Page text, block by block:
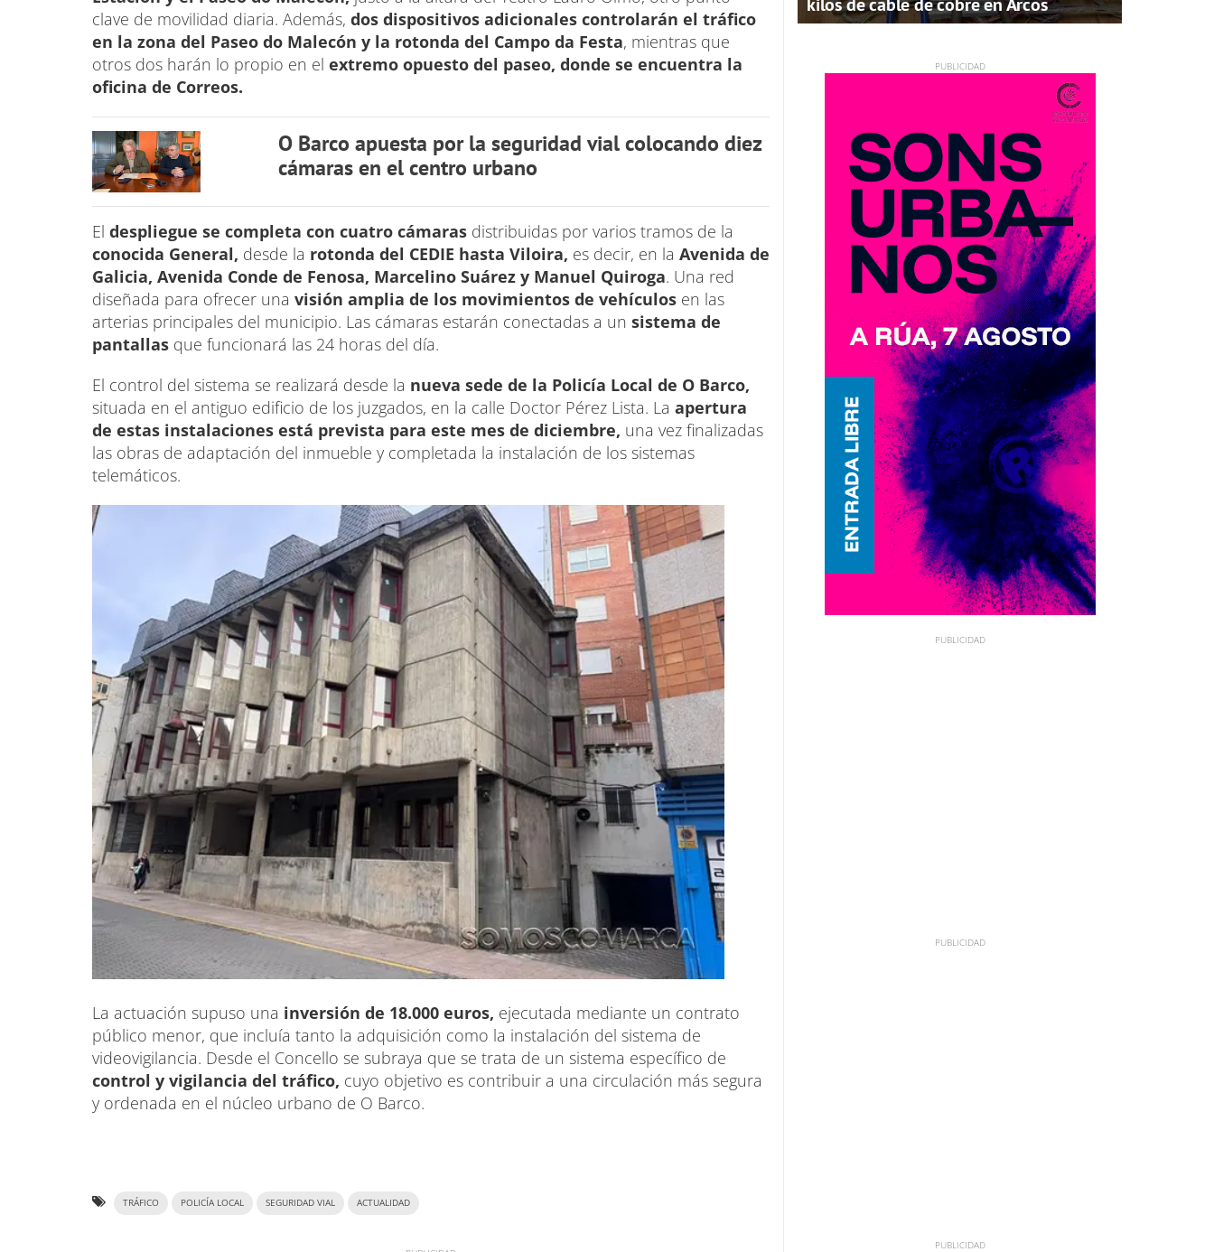
clave de movilidad diaria. Además, dos dispositivos adicionales controlarán el tráfico
en la zona del Paseo do Malecón y la rotonda del Campo da Festa, mientras que
otros dos harán lo propio en el extremo opuesto del paseo, donde se encuentra la
oficina de Correos.
O Barco apuesta por la seguridad vial colocando diez
cámaras en el centro urbano
El despliegue se completa con cuatro cámaras distribuidas por varios tramos de la
conocida General, desde la rotonda del CEDIE hasta Viloira, es decir, en la Avenida de
Galicia, Avenida Conde de Fenosa, Marcelino Suárez y Manuel Quiroga. Una red
diseñada para ofrecer una visión amplia de los movimientos de vehículos en las
arterias principales del municipio. Las cámaras estarán conectadas a un sistema de
pantallas que funcionará las 24 horas del día.
El control del sistema se realizará desde la nueva sede de la Policía Local de O Barco,
situada en el antiguo edificio de los juzgados, en la calle Doctor Pérez Lista. La apertura
de estas instalaciones está prevista para este mes de diciembre, una vez finalizadas
las obras de adaptación del inmueble y completada la instalación de los sistemas
telemáticos.
La actuación supuso una inversión de 18.000 euros, ejecutada mediante un contrato
público menor, que incluía tanto la adquisición como la instalación del sistema de
videovigilancia. Desde el Concello se subraya que se trata de un sistema específico de
control y vigilancia del tráfico, cuyo objetivo es contribuir a una circulación más segura
y ordenada en el núcleo urbano de O Barco.
TRÁFICO POLICÍA LOCAL SEGURIDAD VIAL ACTUALIDAD